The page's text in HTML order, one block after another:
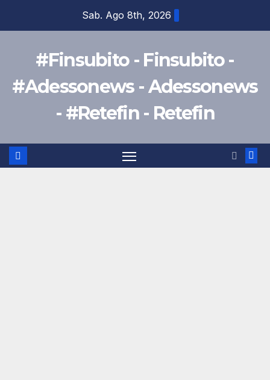
Sab. Ago 8th, 2026
#Finsubito - Finsubito -
#Adessonews - Adessonews
- #Retefin - Retefin